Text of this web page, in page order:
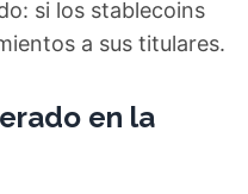
si los stablecoins
a sus titulares.
en la